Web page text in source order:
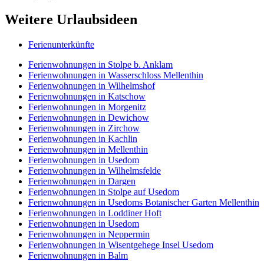
Weitere Urlaubsideen
Ferienunterkünfte
Ferienwohnungen in Stolpe b. Anklam
Ferienwohnungen in Wasserschloss Mellenthin
Ferienwohnungen in Wilhelmshof
Ferienwohnungen in Katschow
Ferienwohnungen in Morgenitz
Ferienwohnungen in Dewichow
Ferienwohnungen in Zirchow
Ferienwohnungen in Kachlin
Ferienwohnungen in Mellenthin
Ferienwohnungen in Usedom
Ferienwohnungen in Wilhelmsfelde
Ferienwohnungen in Dargen
Ferienwohnungen in Stolpe auf Usedom
Ferienwohnungen in Usedoms Botanischer Garten Mellenthin
Ferienwohnungen in Loddiner Hoft
Ferienwohnungen in Usedom
Ferienwohnungen in Neppermin
Ferienwohnungen in Wisentgehege Insel Usedom
Ferienwohnungen in Balm